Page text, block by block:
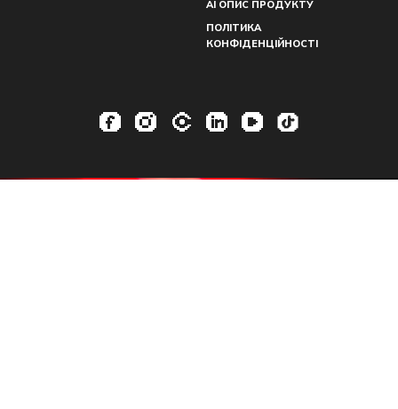
AI ОПИС ПРОДУКТУ
ПОЛІТИКА
КОНФІДЕНЦІЙНОСТІ